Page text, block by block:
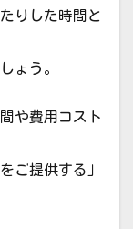
りした時間と
ょう。
や費用コスト
ご提供する」